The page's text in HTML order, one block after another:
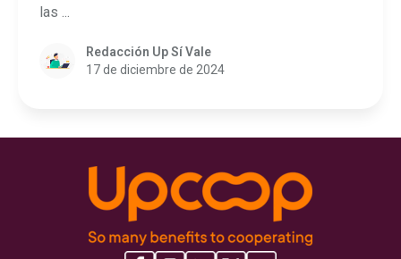
las ...
Redacción Up Sí Vale
17 de diciembre de 2024